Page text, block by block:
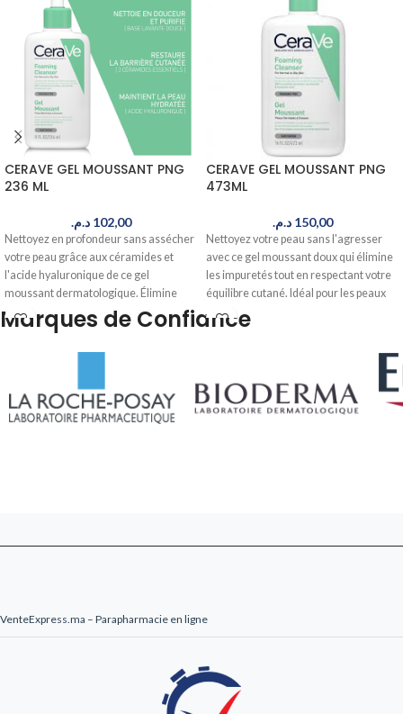
CERAVE GEL MOUSSANT PNG
236 ML
102,00 د.م.
Nettoyez en profondeur sans assécher
votre peau grâce aux céramides et
l'acide hyaluronique de ce gel
moussant dermatologique. Élimine
sébum et impuretés tout en préservant
votre barrière cutanée. Livré en 24-48h
CERAVE GEL MOUSSANT PNG
473ML
150,00 د.م.
Nettoyez votre peau sans l'agresser
avec ce gel moussant doux qui élimine
les impuretés tout en respectant votre
équilibre cutané. Idéal pour les peaux
normales à grasses, il purifie en
profondeur. Livré en 24-48h au Maroc.
Marques de Confiance
VenteExpress.ma – Parapharmacie en ligne